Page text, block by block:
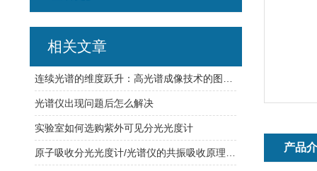
产品
相关文章
光谱仪出现问题后怎么解决
实验室如何选购紫外可见分光光度计